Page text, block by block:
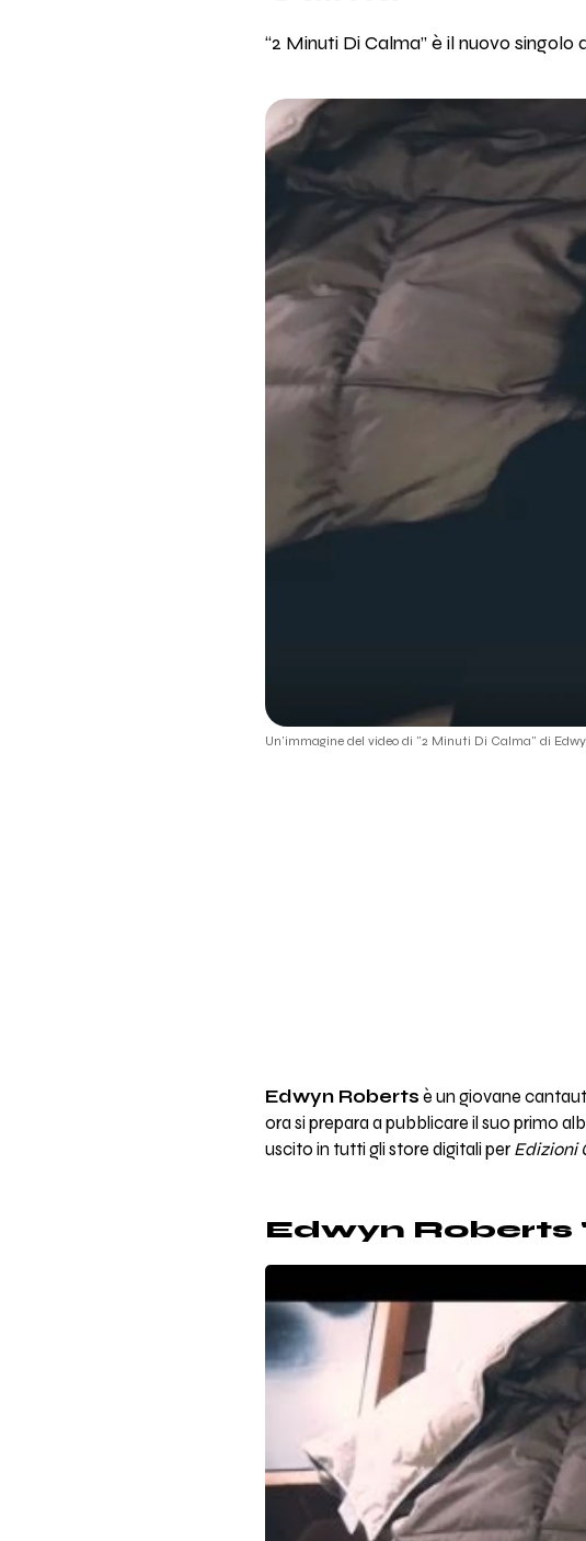
“2 Minuti Di Calma” è il nuovo
Un'immagine del video di "2 Minuti Di Calma" di
Edwyn Roberts è un giovane
ora si prepara a pubblicare il suo primo
uscito in tutti gli store digitali per Edizioni
Edwyn Roberts